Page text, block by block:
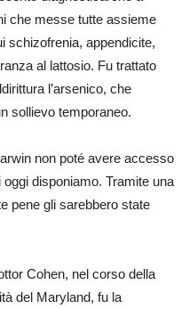
che messe tutte assieme
schizofrenia, appendicite,
al lattosio. Fu trattato
l’arsenico, che
sollievo temporaneo.
non poté avere accesso
disponiamo. Tramite una
pene gli sarebbero state
Cohen, nel corso della
del Maryland, fu la